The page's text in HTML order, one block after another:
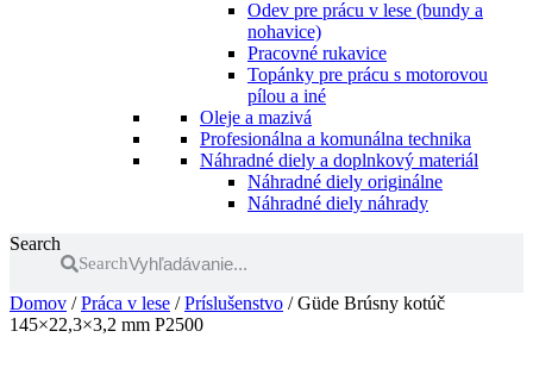
Odev pre prácu v lese (bundy a
nohavice)
Pracovné rukavice
Topánky pre prácu s motorovou
pílou a iné
Oleje a mazivá
Profesionálna a komunálna technika
Náhradné diely a doplnkový materiál
Náhradné diely originálne
Náhradné diely náhrady
Search
Search
Domov /Práca v lese /Príslušenstvo / Güde Brúsny kotúč
145×22,3×3,2 mm P2500